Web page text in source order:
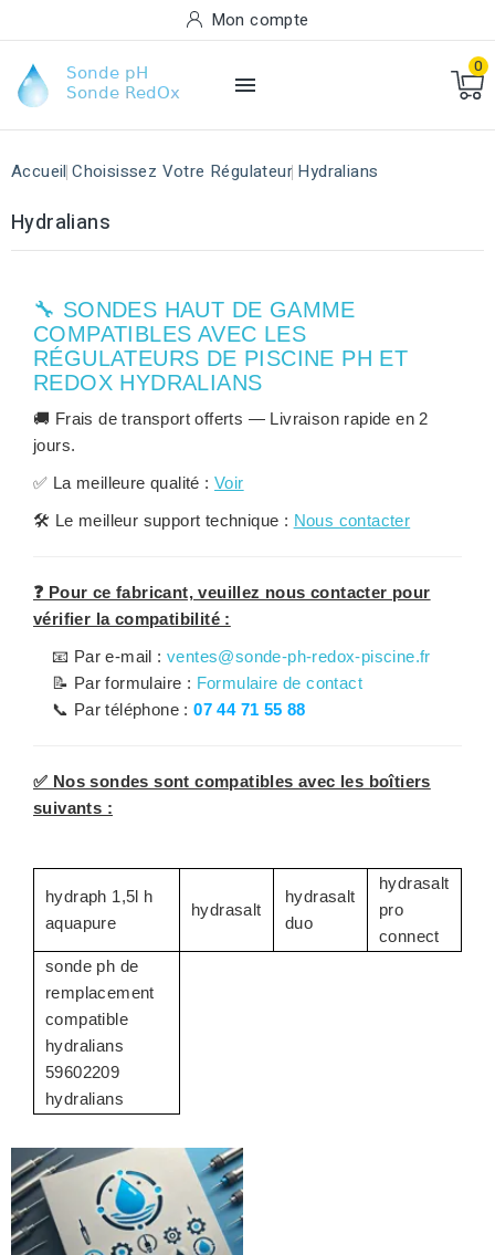
Mon compte

0
Accueil Choisissez Votre Régulateur Hydralians
Hydralians
🔧 SONDES HAUT DE GAMME
COMPATIBLES AVEC LES
RÉGULATEURS DE PISCINE PH ET
REDOX HYDRALIANS
🚚 Frais de transport offerts — Livraison rapide en 2
jours.
✅ La meilleure qualité : Voir
🛠️ Le meilleur support technique : Nous contacter
❓ Pour ce fabricant, veuillez nous contacter pour
vérifier la compatibilité :
📧 Par e-mail :ventes@sonde-ph-redox-piscine.fr
📝 Par formulaire : Formulaire de contact
📞 Par téléphone :07 44 71 55 88
✅ Nos sondes sont compatibles avec les boîtiers
suivants :
hydraph 1,5l h
aquapure
hydrasalt
hydrasalt
duo
hydrasalt
pro
connect
sonde ph de
remplacement
compatible
hydralians
59602209
hydralians